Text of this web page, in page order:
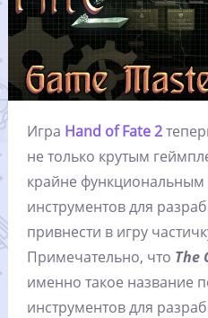
Игра Hand of Fate 2
не только крутым
крайне
инструментов для
привнести в игру
Примечательно, что The
именно такое название
инструментов для